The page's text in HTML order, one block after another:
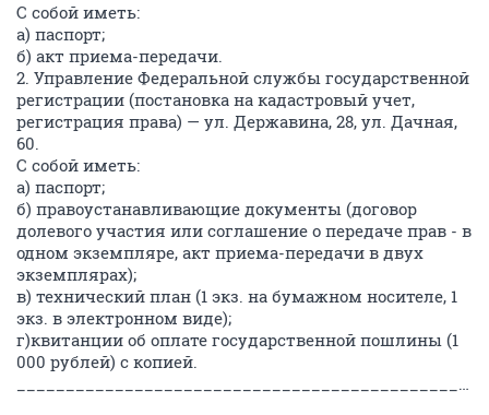
С собой иметь:
а) паспорт;
б) акт приема-передачи.
2. Управление Федеральной службы государственной
регистрации (постановка на кадастровый учет,
регистрация права) — ул. Державина, 28, ул. Дачная,
60.
С собой иметь:
а) паспорт;
б) правоустанавливающие документы (договор
долевого участия или соглашение о передаче прав - в
одном экземпляре, акт приема-передачи в двух
экземплярах);
в) технический план (1 экз. на бумажном носителе, 1
экз. в электронном виде);
г)квитанции об оплате государственной пошлины (1
000 рублей) с копией.